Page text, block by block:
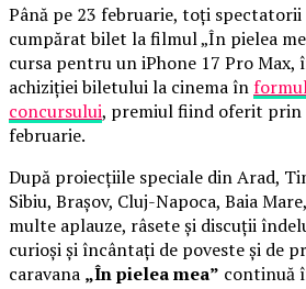
Până pe 23 februarie, toți
cumpărat bilet la filmul „În pielea
cursa pentru un iPhone 17 Pro Max,
achiziției biletului la cinema în
concursului, premiul fiind oferit prin
februarie.
După proiecțiile speciale din Arad,
Sibiu, Brașov, Cluj-Napoca, Baia
multe aplauze, râsete și discuții
curioși și încântați de poveste și de
caravana „În pielea mea” continuă